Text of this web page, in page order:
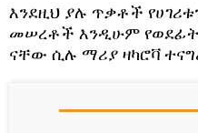
እንደዚህ ያሉ ጥቃቶች
መሠረቶች እንዲሁም
ናቸው ሲሉ ማሪያ ዛካሮቫ